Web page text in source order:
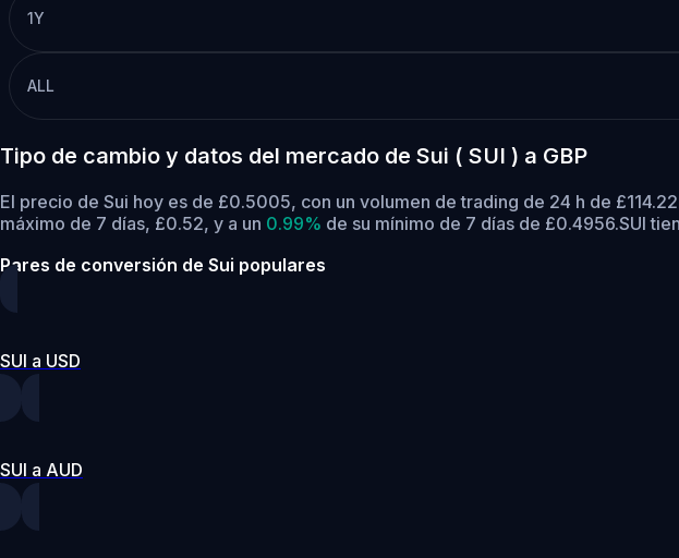
1Y
ALL
Tipo de cambio y datos del mercado de Sui ( SUI ) a GBP
El precio de Sui hoy es de £0.5005, con un volumen de trading de 24 h de
máximo de 7 días, £0.52, y a un 0.99% de su mínimo de 7 días de £0.4956.SUI
Pares de conversión de Sui populares
SUI a USD
SUI a AUD